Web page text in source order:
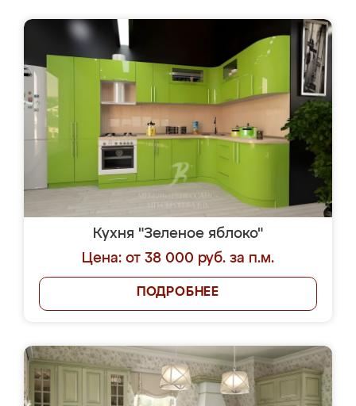
Кухня "Зеленое яблоко"
Цена: от 38 000 руб. за п.м.
ПОДРОБНЕЕ